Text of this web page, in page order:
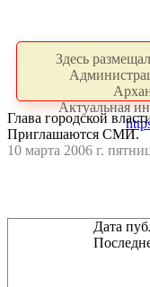
Здесь
Актуальная
Глава городской
Приглашаются СМИ.
10 марта 2006 г.
Дата